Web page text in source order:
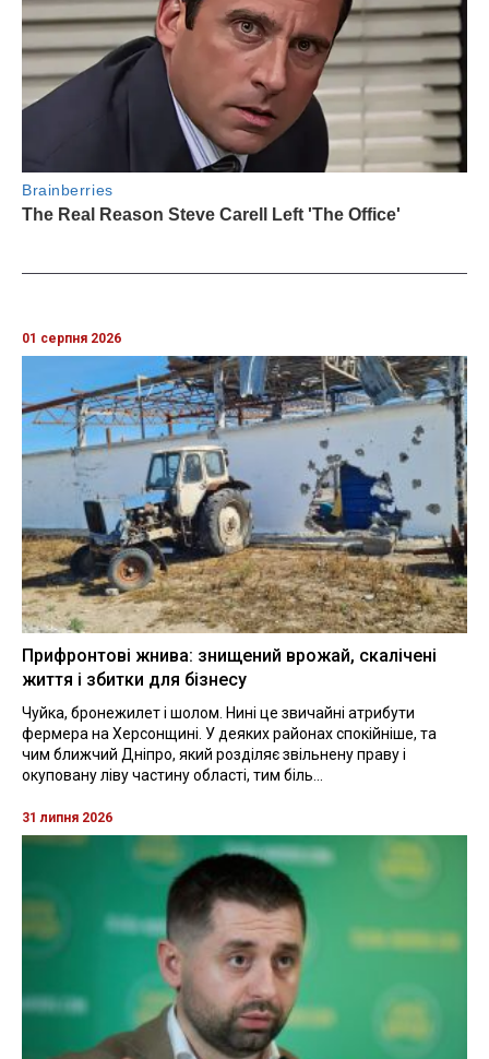
01 серпня 2026
Прифронтові жнива: знищений врожай, скалічені
життя і збитки для бізнесу
Чуйка, бронежилет і шолом. Нині це звичайні атрибути
фермера на Херсонщині. У деяких районах спокійніше, та
чим ближчий Дніпро, який розділяє звільнену праву і
окуповану ліву частину області, тим біль...
31 липня 2026